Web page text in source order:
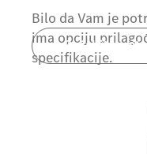
Pošaljite upit
Bilo da Vam je
ima opciju
specifikacije.